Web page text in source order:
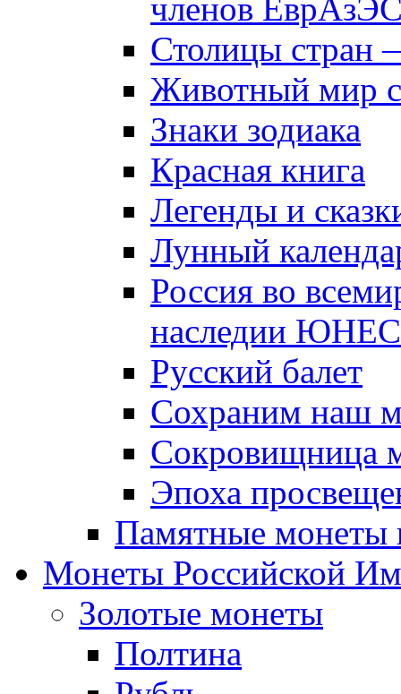
членов
Столицы стран
Животный мир
Знаки зодиака
Красная книга
Легенды и
Лунный
Россия во
наследии
Русский балет
Сохраним наш
Сокровищница
Эпоха
Памятные монеты
Монеты Российской
Золотые монеты
Полтина